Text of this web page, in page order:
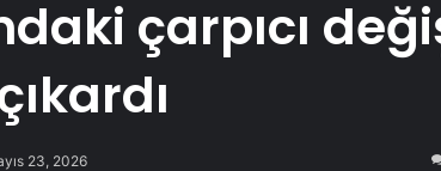
çarpıcı
23, 2026